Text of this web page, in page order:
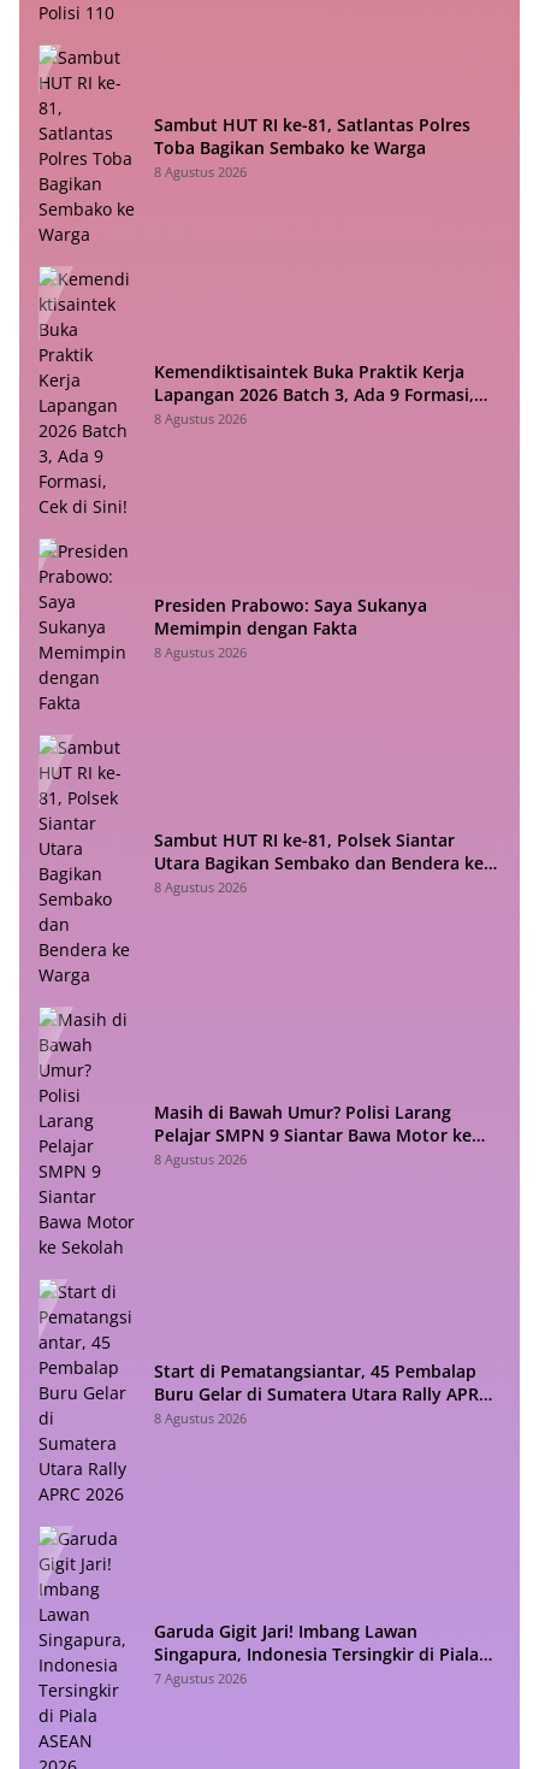
Sambut HUT RI ke-81, Satlantas Polres
Toba Bagikan Sembako ke Warga
8 Agustus 2026
Kemendiktisaintek Buka Praktik Kerja
Lapangan 2026 Batch 3, Ada 9 Formasi,
Cek di Sini!
8 Agustus 2026
Presiden Prabowo: Saya Sukanya
Memimpin dengan Fakta
8 Agustus 2026
Sambut HUT RI ke-81, Polsek Siantar
Utara Bagikan Sembako dan Bendera ke
Warga
8 Agustus 2026
Masih di Bawah Umur? Polisi Larang
Pelajar SMPN 9 Siantar Bawa Motor ke
Sekolah
8 Agustus 2026
Start di Pematangsiantar, 45 Pembalap
Buru Gelar di Sumatera Utara Rally APRC
2026
8 Agustus 2026
Garuda Gigit Jari! Imbang Lawan
Singapura, Indonesia Tersingkir di Piala
ASEAN 2026
7 Agustus 2026